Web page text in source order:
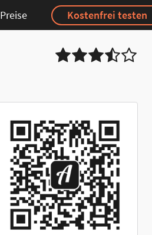
Preise Kostenfrei testen